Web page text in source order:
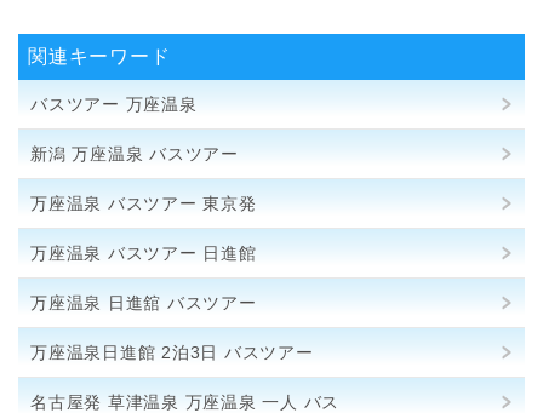
関連キーワード
バスツアー 万座温泉
新潟 万座温泉 バスツアー
万座温泉 バスツアー 東京発
万座温泉 バスツアー 日進館
万座温泉 日進舘 バスツアー
万座温泉日進館 2泊3日 バスツアー
名古屋発 草津温泉 万座温泉 一人 バス